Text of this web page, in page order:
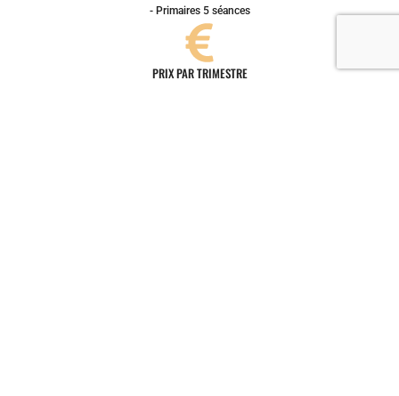
- Primaires 5 séances
PRIX PAR TRIMESTRE